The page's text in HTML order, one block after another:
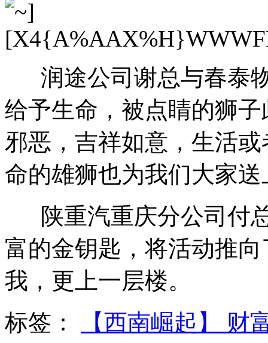
润途公司谢总与春泰
给予生命，被点睛的狮
邪恶，吉祥如意，生活
命的雄狮也为我们大家
陕重汽重庆分公司付
富的金钥匙，将活动推
我，更上一层楼。
标签：
【西南崛起】 财